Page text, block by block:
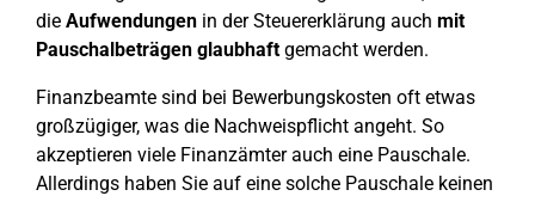
die Aufwendungen in der Steuererklärung auch mit
Pauschalbeträgen glaubhaftgemacht werden.
Finanzbeamte sind bei Bewerbungskosten oft etwas
großzügiger, was die Nachweispflicht angeht. So
akzeptieren viele Finanzämter auch eine Pauschale.
Allerdings haben Sie auf eine solche Pauschale keinen